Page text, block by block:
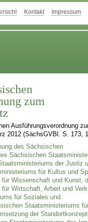
Kontakt Impressum
zum
Ausführungsverordnung
2012 (SächsGVBl. S. 173,
des Sächsischen
Sächsischen
der Justiz
für Kultus und
Wissenschaft und Kunst,
Wirtschaft, Arbeit und
für Soziales und
Staatsministeriums
der